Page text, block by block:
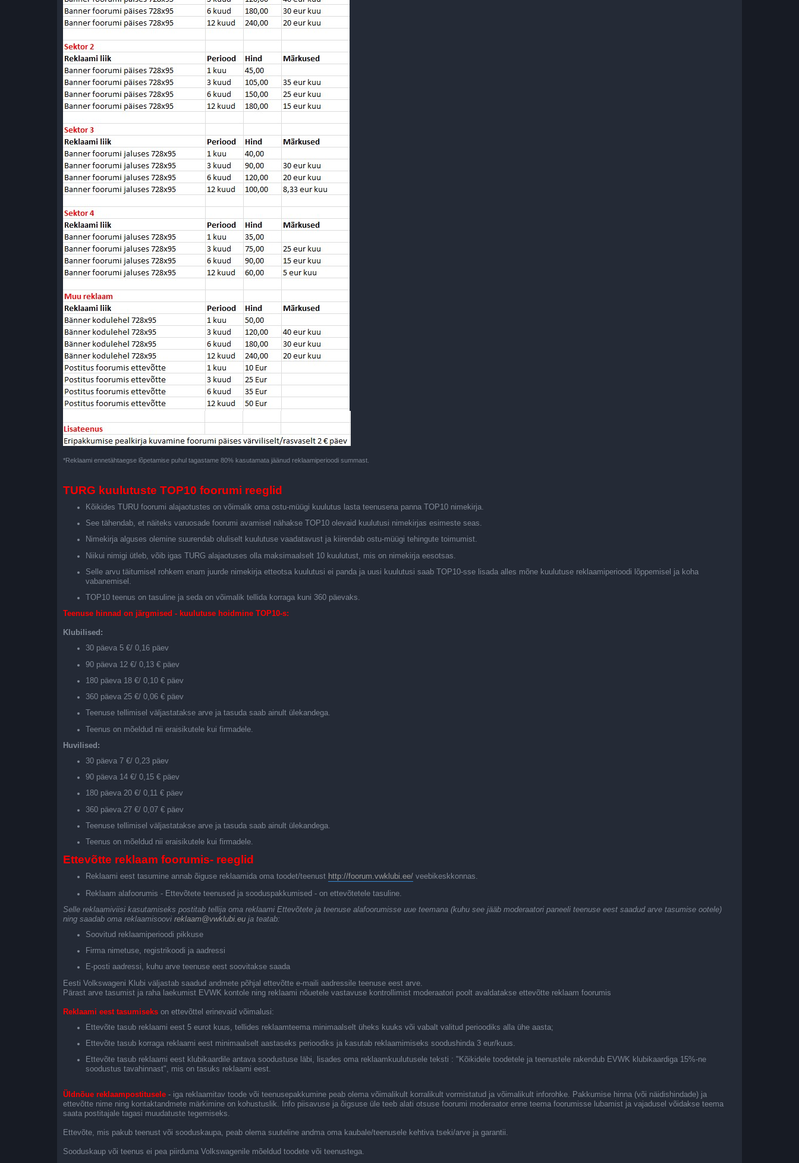
*Reklaami ennetähtaegse lõpetamise puhul tagastame 80% kasutamata jäänud reklaamiperioodi summast.
TURG kuulutuste TOP10 foorumi reeglid
Kõikides TURU foorumi alajaotustes on võimalik oma ostu-müügi kuulutus lasta teenusena panna TOP10 nimekirja.
See tähendab, et näiteks varuosade foorumi avamisel nähakse TOP10 olevaid kuulutusi nimekirjas esimeste seas.
Nimekirja alguses olemine suurendab oluliselt kuulutuse vaadatavust ja kiirendab ostu-müügi tehingute toimumist.
Niikui nimigi ütleb, võib igas TURG alajaotuses olla maksimaalselt 10 kuulutust, mis on nimekirja eesotsas.
Selle arvu täitumisel rohkem enam juurde nimekirja etteotsa kuulutusi ei panda ja uusi kuulutusi saab TOP10-sse lisada alles mõne kuulutuse reklaamiperioodi lõppemisel ja koha
vabanemisel.
TOP10 teenus on tasuline ja seda on võimalik tellida korraga kuni 360 päevaks.
Teenuse hinnad on järgmised - kuulutuse hoidmine TOP10-s:
Klubilised:
30 päeva 5 €/ 0,16 päev
90 päeva 12 €/ 0,13 € päev
180 päeva 18 €/ 0,10 € päev
360 päeva 25 €/ 0,06 € päev
Teenuse tellimisel väljastatakse arve ja tasuda saab ainult ülekandega.
Teenus on mõeldud nii eraisikutele kui firmadele.
Huvilised:
30 päeva 7 €/ 0,23 päev
90 päeva 14 €/ 0,15 € päev
180 päeva 20 €/ 0,11 € päev
360 päeva 27 €/ 0,07 € päev
Teenuse tellimisel väljastatakse arve ja tasuda saab ainult ülekandega.
Teenus on mõeldud nii eraisikutele kui firmadele.
Ettevõtte reklaam foorumis- reeglid
Reklaami eest tasumine annab õiguse reklaamida oma toodet/teenust http://foorum.vwklubi.ee/veebikeskkonnas.
Reklaam alafoorumis - Ettevõtete teenused ja sooduspakkumised - on ettevõtetele tasuline.
Selle reklaamiviisi kasutamiseks postitab tellija oma reklaami Ettevõtete ja teenuse alafoorumisse uue teemana (kuhu see jääb moderaatori paneeli teenuse eest saadud arve tasumise ootele)
ning saadab oma reklaamisoovi reklaam@vwklubi.eu ja teatab:
Soovitud reklaamiperioodi pikkuse
Firma nimetuse, registrikoodi ja aadressi
E-posti aadressi, kuhu arve teenuse eest soovitakse saada
Eesti Volkswageni Klubi väljastab saadud andmete põhjal ettevõtte e-maili aadressile teenuse eest arve.
Pärast arve tasumist ja raha laekumist EVWK kontole ning reklaami nõuetele vastavuse kontrollimist moderaatori poolt avaldatakse ettevõtte reklaam foorumis
Reklaami eest tasumiseks on ettevõttel erinevaid võimalusi:
Ettevõte tasub reklaami eest 5 eurot kuus, tellides reklaamteema minimaalselt üheks kuuks või vabalt valitud perioodiks alla ühe aasta;
Ettevõte tasub korraga reklaami eest minimaalselt aastaseks perioodiks ja kasutab reklaamimiseks soodushinda 3 eur/kuus.
Ettevõte tasub reklaami eest klubikaardile antava soodustuse läbi, lisades oma reklaamkuulutusele teksti : "Kõikidele toodetele ja teenustele rakendub EVWK klubikaardiga 15%-ne
soodustus tavahinnast", mis on tasuks reklaami eest.
Üldnõue reklaampostitusele - iga reklaamitav toode või teenusepakkumine peab olema võimalikult korralikult vormistatud ja võimalikult inforohke. Pakkumise hinna (või näidishindade) ja
ettevõtte nime ning kontaktandmete märkimine on kohustuslik. Info piisavuse ja õigsuse üle teeb alati otsuse foorumi moderaator enne teema foorumisse lubamist ja vajadusel võidakse teema
saata postitajale tagasi muudatuste tegemiseks.
Ettevõte, mis pakub teenust või sooduskaupa, peab olema suuteline andma oma kaubale/teenusele kehtiva tseki/arve ja garantii.
Sooduskaup või teenus ei pea piirduma Volkswagenile mõeldud toodete või teenustega.